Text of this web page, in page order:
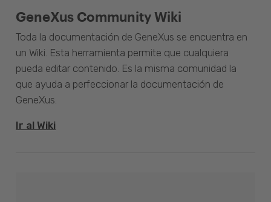
GeneXus Community Wiki
Toda la documentación de GeneXus se encuentra en
un Wiki. Esta herramienta permite que cualquiera
pueda editar contenido. Es la misma comunidad la
que ayuda a perfeccionar la documentación de
GeneXus.
Ir al Wiki